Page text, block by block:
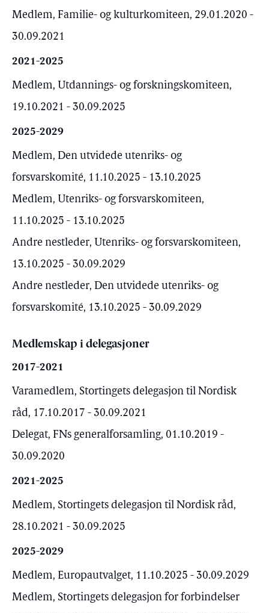
Medlem, Familie- og kulturkomiteen, 29.01.2020 -
30.09.2021
2021-2025
Medlem, Utdannings- og forskningskomiteen,
19.10.2021 - 30.09.2025
2025-2029
Medlem, Den utvidede utenriks- og
forsvarskomité, 11.10.2025 - 13.10.2025
Medlem, Utenriks- og forsvarskomiteen,
11.10.2025 - 13.10.2025
Andre nestleder, Utenriks- og forsvarskomiteen,
13.10.2025 - 30.09.2029
Andre nestleder, Den utvidede utenriks- og
forsvarskomité, 13.10.2025 - 30.09.2029
Medlemskap i delegasjoner
2017-2021
Varamedlem, Stortingets delegasjon til Nordisk
råd, 17.10.2017 - 30.09.2021
Delegat, FNs generalforsamling, 01.10.2019 -
30.09.2020
2021-2025
Medlem, Stortingets delegasjon til Nordisk råd,
28.10.2021 - 30.09.2025
2025-2029
Medlem, Europautvalget, 11.10.2025 - 30.09.2029
Medlem, Stortingets delegasjon for forbindelser